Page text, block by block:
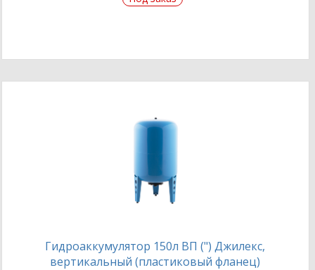
Гидроаккумулятор 150л ВП (") Джилекс,
вертикальный (пластиковый фланец)